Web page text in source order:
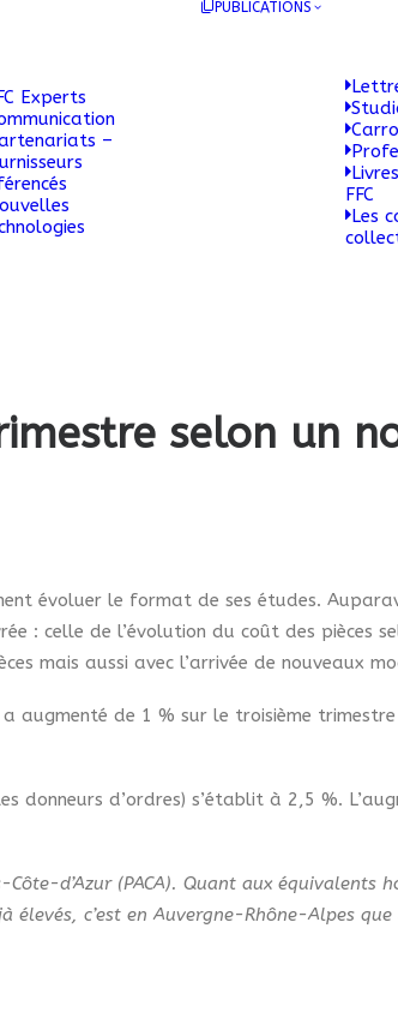
Experts
–
PUBLICATIONS
FFC
Les
selon un
évoluer le format de ses études.
: celle de l’évolution du coût des pièces
mais aussi avec l’arrivée de nouveaux
augmenté de 1 % sur le troisième
donneurs d’ordres) s’établit à 2,5 %.
d’Azur (PACA). Quant aux équivalents
élevés, c’est en Auvergne-Rhône-Alpes